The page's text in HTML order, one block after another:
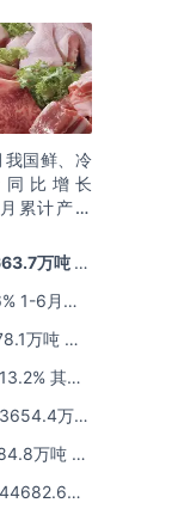
国鲜、冷
比增长
累计产量
万吨 同
名第一
1-6月累
万吨 同
第一其中
万吨
16.0%万吨 同
名前三万